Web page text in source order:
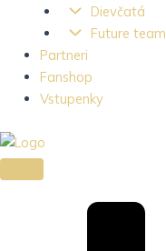
Dievčatá
Future team
Partneri
Fanshop
Vstupenky